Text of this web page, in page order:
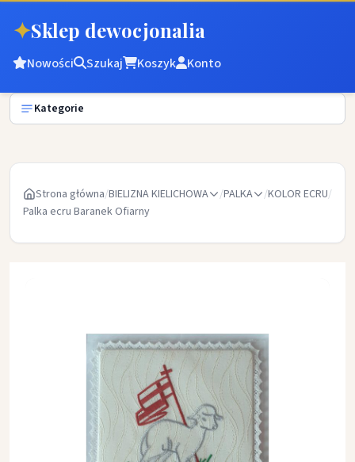
✦Sklep dewocjonalia
Nowości Szukaj Koszyk Konto
Kategorie
Strona główna/BIELIZNA KIELICHOWA /PALKA /KOLOR ECRU/
Palka ecru Baranek Ofiarny